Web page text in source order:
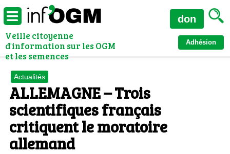
Veille citoyenne
d'information sur les OGM
et les semences
Adhésion
don
Actualités
ALLEMAGNE – Trois
scientifiques français
critiquent le moratoire
allemand